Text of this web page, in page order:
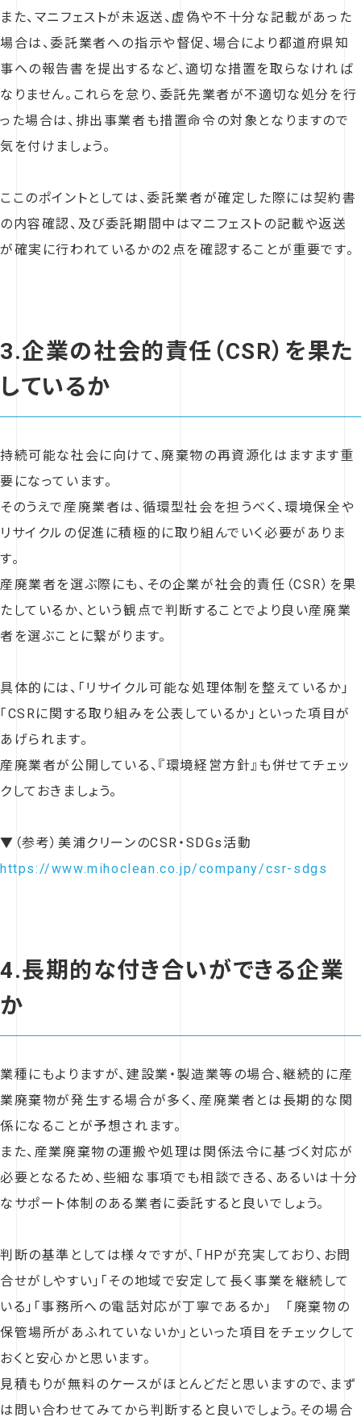
また、マニフェストが未返送、虚偽や不十分な記載があった
場合は、委託業者への指示や督促、場合により都道府県知
事への報告書を提出するなど、適切な措置を取らなければ
なりません。これらを怠り、委託先業者が不適切な処分を行
った場合は、排出事業者も措置命令の対象となりますので
気を付けましょう。
ここのポイントとしては、委託業者が確定した際には契約書
の内容確認、及び委託期間中はマニフェストの記載や返送
が確実に行われているかの2点を確認することが重要です。
3.企業の社会的責任（CSR）を果た
しているか
持続可能な社会に向けて、廃棄物の再資源化はますます重
要になっています。
そのうえで産廃業者は、循環型社会を担うべく、環境保全や
リサイクルの促進に積極的に取り組んでいく必要がありま
す。
産廃業者を選ぶ際にも、その企業が社会的責任（CSR）を果
たしているか、という観点で判断することでより良い産廃業
者を選ぶことに繋がります。
具体的には、「リサイクル可能な処理体制を整えているか」
「CSRに関する取り組みを公表しているか」といった項目が
あげられます。
産廃業者が公開している、『環境経営方針』も併せてチェッ
クしておきましょう。
▼（参考）美浦クリーンのCSR・SDGs活動
https://www.mihoclean.co.jp/company/csr-sdgs
4.長期的な付き合いができる企業
か
業種にもよりますが、建設業・製造業等の場合、継続的に産
業廃棄物が発生する場合が多く、産廃業者とは長期的な関
係になることが予想されます。
また、産業廃棄物の運搬や処理は関係法令に基づく対応が
必要となるため、些細な事項でも相談できる、あるいは十分
なサポート体制のある業者に委託すると良いでしょう。
判断の基準としては様々ですが、「HPが充実しており、お問
合せがしやすい」「その地域で安定して長く事業を継続して
いる」「事務所への電話対応が丁寧であるか」 「廃棄物の
保管場所があふれていないか」といった項目をチェックして
おくと安心かと思います。
見積もりが無料のケースがほとんどだと思いますので、まず
は問い合わせてみてから判断すると良いでしょう。その場合